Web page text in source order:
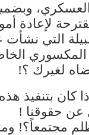
لإعادة
التي
لغيرك ؟!
كان بتنفيذ
عن حقوقنا !
مجتمعاً؟!